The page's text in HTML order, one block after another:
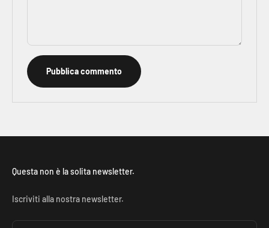
Pubblica commento
Questa non è la solita newsletter.
Iscriviti alla nostra newsletter.